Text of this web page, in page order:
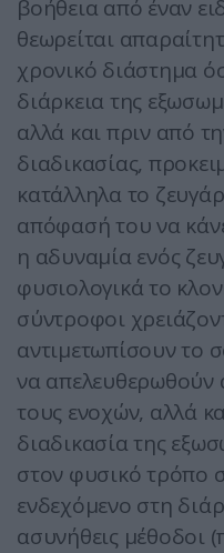
βοήθεια από έναν
θεωρείται
χρονικό διάστημα
διάρκεια της
αλλά και πριν από
διαδικασίας,
κατάλληλα το
απόφασή του να
η αδυναμία ενός
φυσιολογικά το
σύντροφοι
αντιμετωπίσουν το
να απελευθερωθούν
τους ενοχών, αλλά
διαδικασία της
στον φυσικό τρόπο
ενδεχόμενο στη
ασυνήθεις μέθοδοι